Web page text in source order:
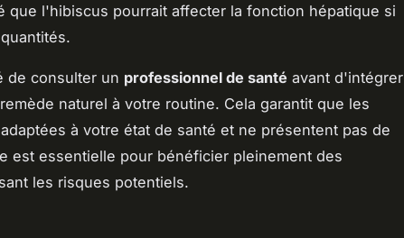
que l'hibiscus pourrait affecter la fonction hépatique si
de consulter un professionnel de santé avant d'intégrer
naturel à votre routine. Cela garantit que les
à votre état de santé et ne présentent pas de
est essentielle pour bénéficier pleinement des
les risques potentiels.